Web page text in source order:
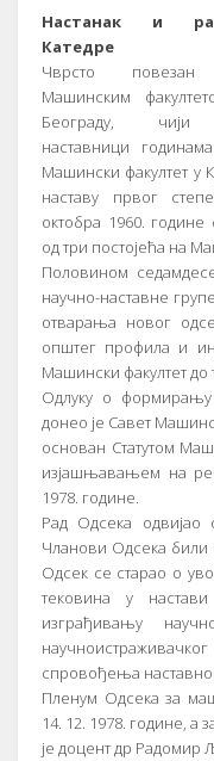
Настанак и
Катедре
Чврсто
Машинским
Београду,
наставници
Машински факултет у
наставу првог
октобра 1960. године
од три постојећа на
Половином
научно-наставне
отварања новог
општег профила и
Машински факултет до
Одлуку о формирању
донео је Савет
основан Статутом
изјашњавањем на
1978. године.
Рад Одсека одвијао
Чланови Одсека
Одсек се старао о
тековина у
изграђивању
спровођења
Пленум Одсека за
14. 12. 1978. године, а
је доцент др